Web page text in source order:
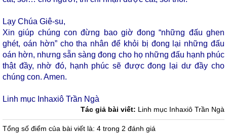
Lạy Chúa Giê-su,
Xin giúp chúng con đừng bao giờ đong “những đấu ghen
ghét, oán hờn” cho tha nhân để khỏi bị đong lại những đấu
oán hờn, nhưng sẵn sàng đong cho họ những đấu hạnh phúc
thật đầy, nhờ đó, hạnh phúc sẽ được đong lại dư đầy cho
chúng con. Amen.
Linh mục Inhaxiô Trần Ngà
Tác giả bài viết: Linh mục Inhaxiô Trần Ngà
Tổng số điểm của bài viết là: 4 trong 2 đánh giá